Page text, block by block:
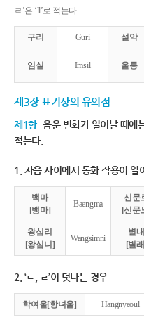
ㄹ’은 ‘ll’로 적는다.
구리 Guri 설악
임실 Imsil 울릉
제3장 표기상의 유의점
제1항 음운 변화가 일어날 때에
적는다.
1. 자음 사이에서 동화 작용이 일
백마
[뱅마]
Baengma
신문
[신문
왕십리
[왕심니]
Wangsimni
별내
[별
2. ‘ㄴ, ㄹ’이 덧나는 경우
학여울[항녀울] Hangnyeoul